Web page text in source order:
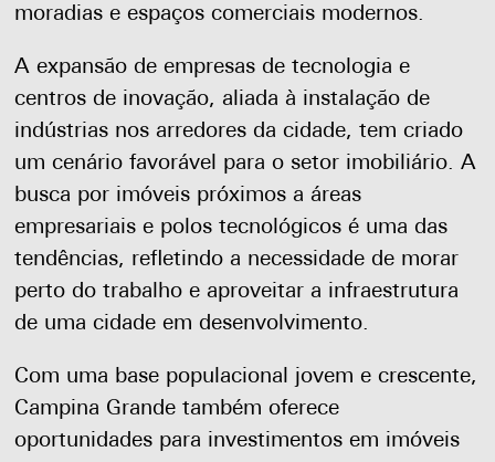
moradias e espaços comerciais modernos.
A expansão de empresas de tecnologia e
centros de inovação, aliada à instalação de
indústrias nos arredores da cidade, tem criado
um cenário favorável para o setor imobiliário. A
busca por imóveis próximos a áreas
empresariais e polos tecnológicos é uma das
tendências, refletindo a necessidade de morar
perto do trabalho e aproveitar a infraestrutura
de uma cidade em desenvolvimento.
Com uma base populacional jovem e crescente,
Campina Grande também oferece
oportunidades para investimentos em imóveis